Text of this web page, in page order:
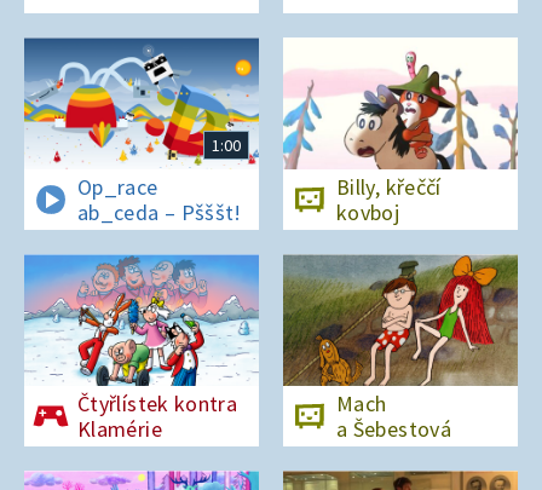
1:00
Op_race
ab_ceda – Pšššt!
Billy, křeččí
kovboj
Čtyřlístek kontra
Klamérie
Mach
a Šebestová